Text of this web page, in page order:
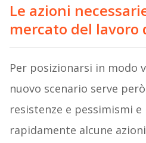
Le azioni
mercato del lavoro
Per posizionarsi in modo
nuovo scenario serve
resistenze e pessimismi
rapidamente alcune